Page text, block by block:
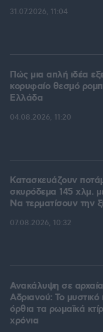
31.07.2026, 11:04
Πώς μια απλή ιδέα
κορυφαίο θεσμό
Ελλάδα
04.08.2026, 11:20
Κατασκευάζουν
σκυρόδεμα 145 χλμ.
Να τερματίσουν την
07.08.2026, 10:32
Ανακάλυψη σε
Αδριανού: Το
όρθια τα ρωμαϊκά
χρόνια